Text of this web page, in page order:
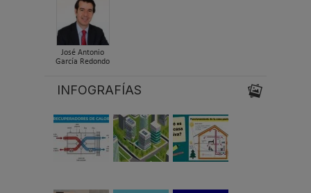
José Antonio
García Redondo
INFOGRAFÍAS